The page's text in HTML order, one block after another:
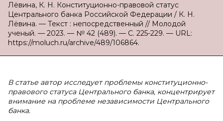
Лёвина, К. Н. Конституционно-правовой статус
Центрального банка Российской Федерации / К. Н.
Лёвина. — Текст : непосредственный // Молодой
ученый. — 2023. — № 42 (489). — С. 225-229. — URL:
https://moluch.ru/archive/489/106864.
В статье автор исследует проблемы конституционно-
правового статуса Центрального банка, концентрирует
внимание на проблеме независимости Центрального
банка.